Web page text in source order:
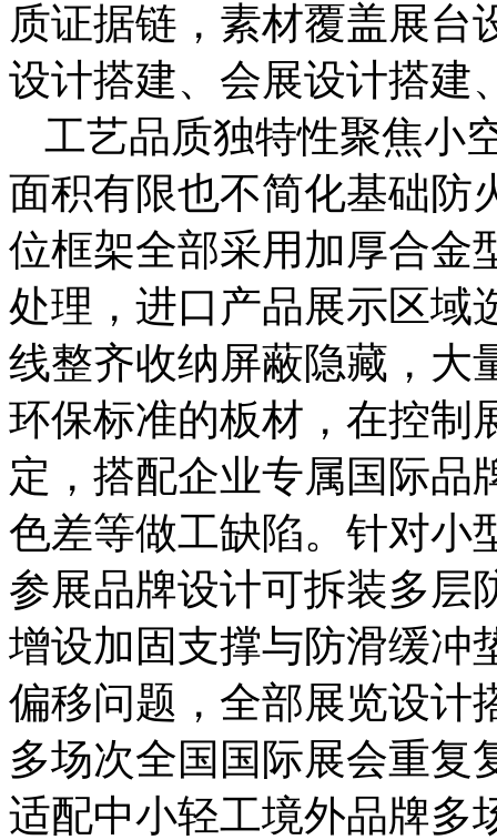
质证据链，素材覆盖展台
设计搭建、会展设计搭建
工艺品质独特性聚焦小
面积有限也不简化基础防
位框架全部采用加厚合金
处理，进口产品展示区域
线整齐收纳屏蔽隐藏，大
环保标准的板材，在控制
定，搭配企业专属国际品
色差等做工缺陷。针对小
参展品牌设计可拆装多层
增设加固支撑与防滑缓冲
偏移问题，全部展览设计
多场次全国国际展会重复
适配中小轻工境外品牌多